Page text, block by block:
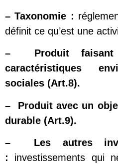
–Taxonomie :
définit ce qu’est une
– Produit
caractéristiques
sociales (Art.8).
– Produit avec un
durable (Art.9).
– Les autres
: investissements qui